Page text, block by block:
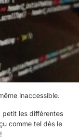
inaccessible.
petit les différentes
comme tel dès le